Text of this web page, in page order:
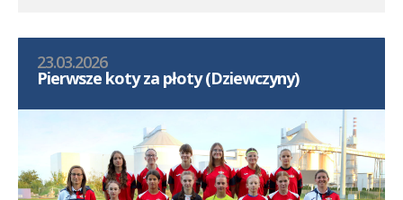
23.03.2026
Pierwsze koty za płoty (Dziewczyny)